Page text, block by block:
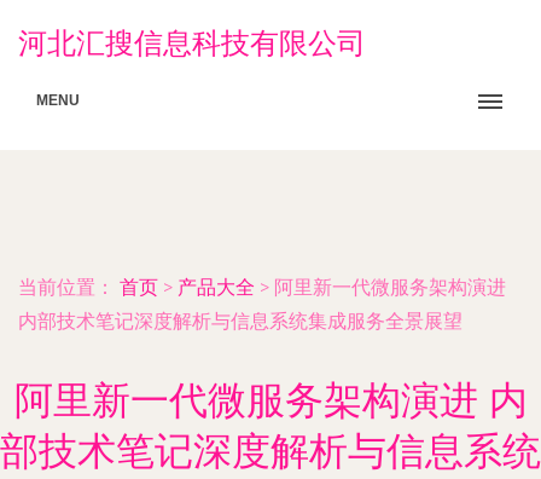
河北汇搜信息科技有限公司
MENU
当前位置： 首页 > 产品大全 > 阿里新一代微服务架构演进
内部技术笔记深度解析与信息系统集成服务全景展望
阿里新一代微服务架构演进 内
部技术笔记深度解析与信息系统